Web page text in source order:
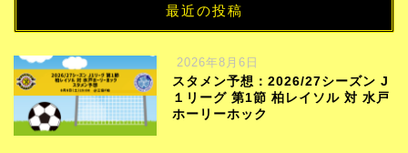
最近の投稿
2026年8月6日
スタメン予想：2026/27シーズン J
１リーグ 第1節 柏レイソル 対 水戸
ホーリーホック